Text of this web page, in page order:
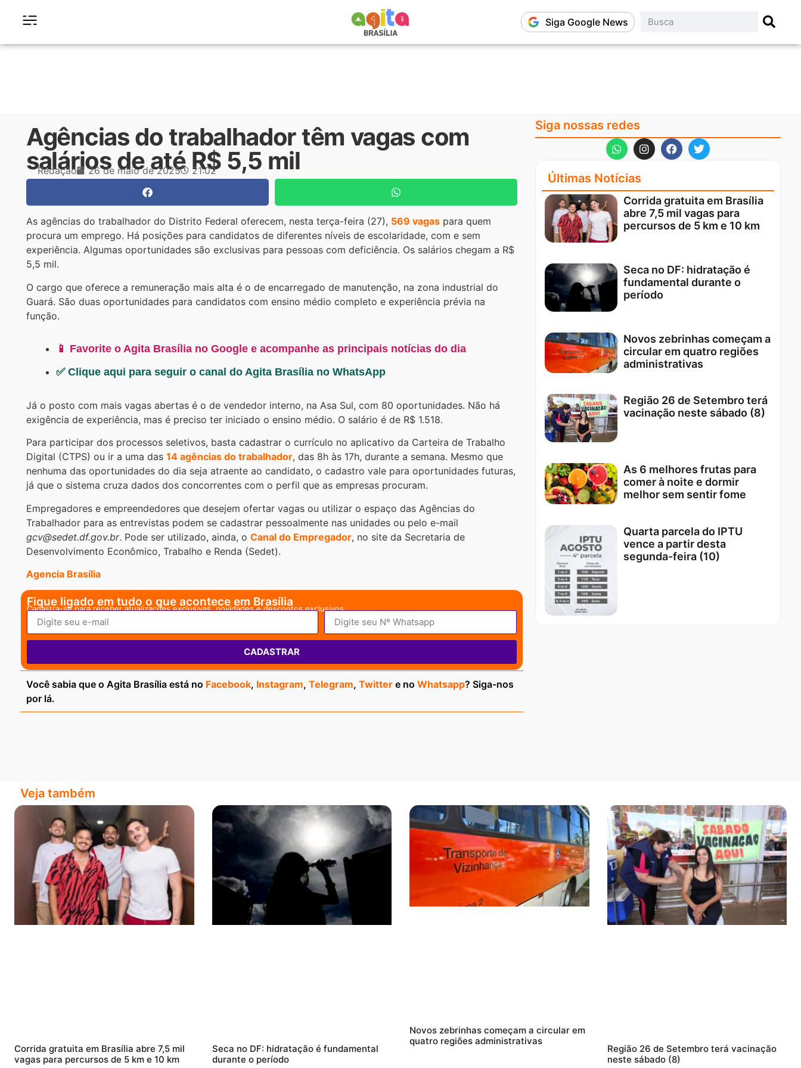
Siga Google News
Agências do trabalhador têm vagas com
salários de até R$ 5,5 mil
Redação 26 de maio de 2025 21:02
As agências do trabalhador do Distrito Federal oferecem, nesta terça-feira (27), 569 vagas para quem
procura um emprego. Há posições para candidatos de diferentes níveis de escolaridade, com e sem
experiência. Algumas oportunidades são exclusivas para pessoas com deficiência. Os salários chegam a R$
5,5 mil.
O cargo que oferece a remuneração mais alta é o de encarregado de manutenção, na zona industrial do
Guará. São duas oportunidades para candidatos com ensino médio completo e experiência prévia na
função.
📱 Favorite o Agita Brasília no Google e acompanhe as principais notícias do dia
✅ Clique aqui para seguir o canal do Agita Brasília no WhatsApp
Já o posto com mais vagas abertas é o de vendedor interno, na Asa Sul, com 80 oportunidades. Não há
exigência de experiência, mas é preciso ter iniciado o ensino médio. O salário é de R$ 1.518.
Para participar dos processos seletivos, basta cadastrar o currículo no aplicativo da Carteira de Trabalho
Digital (CTPS) ou ir a uma das 14 agências do trabalhador, das 8h às 17h, durante a semana. Mesmo que
nenhuma das oportunidades do dia seja atraente ao candidato, o cadastro vale para oportunidades futuras,
já que o sistema cruza dados dos concorrentes com o perfil que as empresas procuram.
Empregadores e empreendedores que desejem ofertar vagas ou utilizar o espaço das Agências do
Trabalhador para as entrevistas podem se cadastrar pessoalmente nas unidades ou pelo e-mail
gcv@sedet.df.gov.br. Pode ser utilizado, ainda, o Canal do Empregador, no site da Secretaria de
Desenvolvimento Econômico, Trabalho e Renda (Sedet).
Agencia Brasília
Fique ligado em tudo o que acontece em Brasília
Cadastra-se para receber atualizações exclusivas, novidades e descontos exclusivos.
CADASTRAR
Você sabia que o Agita Brasília está no Facebook, Instagram, Telegram, Twitter e no Whatsapp? Siga-nos
por lá.
Siga nossas redes
Últimas Notícias
Corrida gratuita em Brasília
abre 7,5 mil vagas para
percursos de 5 km e 10 km
Seca no DF: hidratação é
fundamental durante o
período
Novos zebrinhas começam a
circular em quatro regiões
administrativas
Região 26 de Setembro terá
vacinação neste sábado (8)
As 6 melhores frutas para
comer à noite e dormir
melhor sem sentir fome
Quarta parcela do IPTU
vence a partir desta
segunda-feira (10)
Veja também
Corrida gratuita em Brasília abre 7,5 mil
vagas para percursos de 5 km e 10 km
Seca no DF: hidratação é fundamental
durante o período
Novos zebrinhas começam a circular em
quatro regiões administrativas
Região 26 de Setembro terá vacinação
neste sábado (8)